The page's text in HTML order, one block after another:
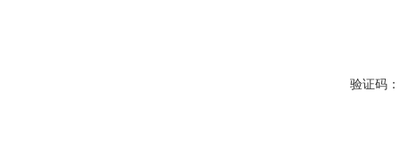
验证码：